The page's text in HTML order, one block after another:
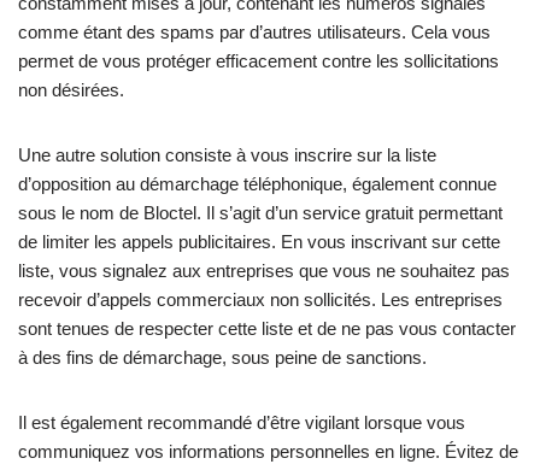
comme étant des spams par d’autres utilisateurs. Cela vous
permet de vous protéger efficacement contre les sollicitations
non désirées.
Une autre solution consiste à vous inscrire sur la liste
d’opposition au démarchage téléphonique, également connue
sous le nom de Bloctel. Il s’agit d’un service gratuit permettant
de limiter les appels publicitaires. En vous inscrivant sur cette
liste, vous signalez aux entreprises que vous ne souhaitez pas
recevoir d’appels commerciaux non sollicités. Les entreprises
sont tenues de respecter cette liste et de ne pas vous contacter
à des fins de démarchage, sous peine de sanctions.
Il est également recommandé d’être vigilant lorsque vous
communiquez vos informations personnelles en ligne. Évitez de